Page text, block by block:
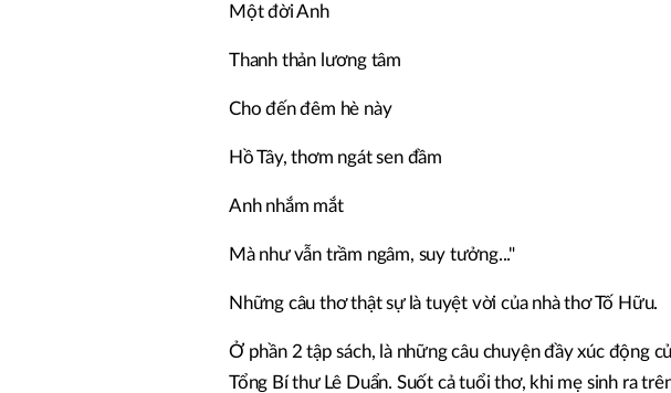
Một đời Anh
Thanh thản lương tâm
Cho đến đêm hè này
Hồ Tây, thơm ngát sen đầm
Anh nhắm mắt
Mà như vẫn trầm ngâm, suy tưởng..."
Những câu thơ thật sự là tuyệt vời của nhà thơ Tố Hữu.
Ở phần 2 tập sách, là những câu chuyện đầy xúc động
Tổng Bí thư Lê Duẩn. Suốt cả tuổi thơ, khi mẹ sinh ra